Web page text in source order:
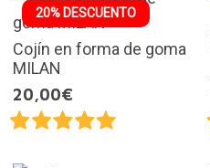
20% DESCUENTO
Cojín en forma de goma
MILAN
20,00€